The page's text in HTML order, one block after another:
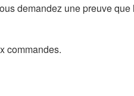
demandez une preuve
commandes.